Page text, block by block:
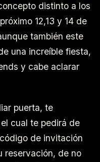
distinto a los
12,13 y 14 de
también este
una increíble fiesta,
y cabe aclarar
puerta, te
cual te pedirá de
de invitación
reservación, de no